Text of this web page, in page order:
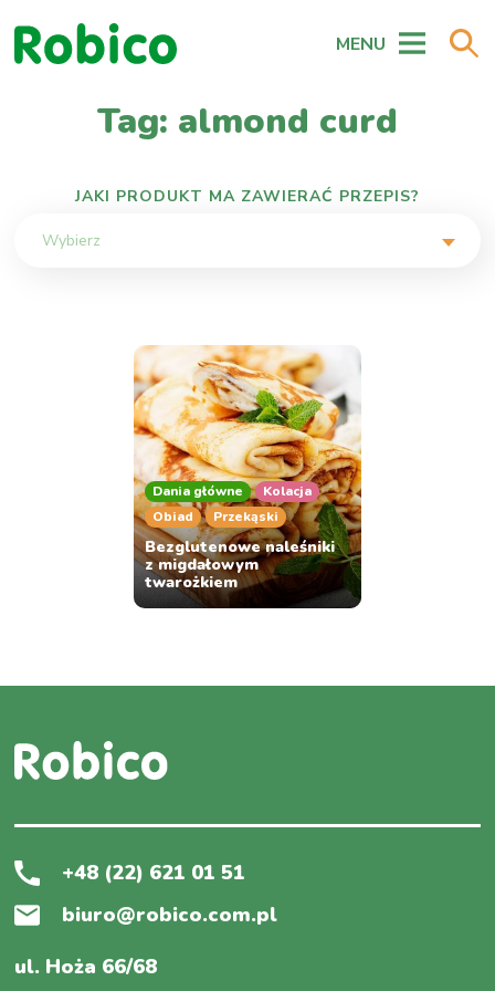
MENU
Tag: almond curd
JAKI PRODUKT MA ZAWIERAĆ PRZEPIS?
Wybierz
Dania główne
Kolacja
Obiad
Przekąski
Bezglutenowe naleśniki
z migdałowym
twarożkiem
+48 (22) 621 01 51
biuro@robico.com.pl
ul. Hoża 66/68